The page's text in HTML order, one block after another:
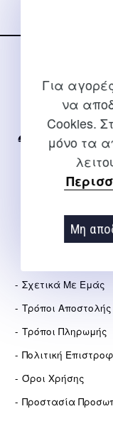
Για
να
Cookies.
μόνο τα
Μη
Για διευκρινίσεις
Internet
2310 267108
Σχετικά Με Εμάς
Τρόποι Αποστολής
Τρόποι Πληρωμής
Πολιτική
Όροι Χρήσης
Προστασία